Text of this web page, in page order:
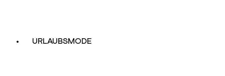
URLAUBSMODE